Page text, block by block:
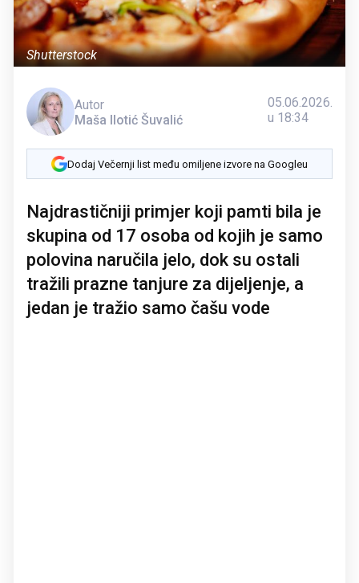
Shutterstock
Autor
Maša Ilotić Šuvalić
05.06.2026.
u 18:34
Dodaj Večernji list među omiljene izvore na Googleu
Najdrastičniji primjer koji pamti bila je
skupina od 17 osoba od kojih je samo
polovina naručila jelo, dok su ostali
tražili prazne tanjure za dijeljenje, a
jedan je tražio samo čašu vode